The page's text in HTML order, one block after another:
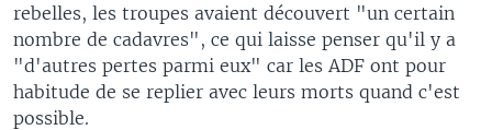
rebelles, les troupes avaient découvert "un certain
nombre de cadavres", ce qui laisse penser qu'il y a
"d'autres pertes parmi eux" car les ADF ont pour
habitude de se replier avec leurs morts quand c'est
possible.